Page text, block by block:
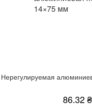
Нерегулируемая
86.32 ₴